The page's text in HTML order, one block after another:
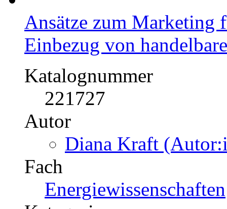
Ansätze zum Marketing
Einbezug von
Katalognummer
221727
Autor
Diana Kraft
Fach
Energiewissenschaften